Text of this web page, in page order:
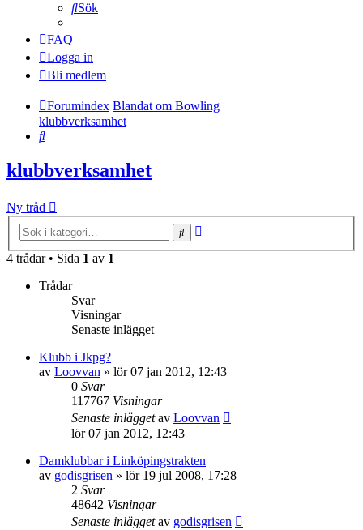
Sök
FAQ
Logga in
Bli medlem
Forumindex Blandat om Bowling
klubbverksamhet
Sök
klubbverksamhet
Ny tråd
Sök
4 trådar • Sida 1 av 1
Trådar
Svar
Visningar
Senaste inlägget
Klubb i Jkpg?
av Loovvan » lör 07 jan 2012, 12:43
0 Svar
117767 Visningar
Senaste inläggetav Loovvan
lör 07 jan 2012, 12:43
Damklubbar i Linköpingstrakten
av godisgrisen » lör 19 jul 2008, 17:28
2 Svar
48642 Visningar
Senaste inläggetav godisgrisen